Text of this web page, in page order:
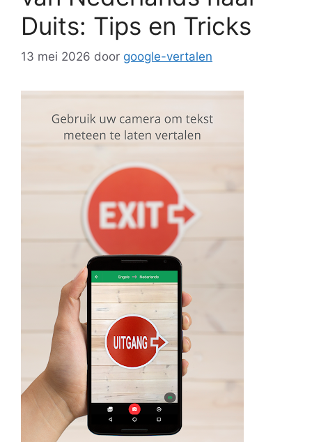
Duits: Tips en Tricks
13 mei 2026 door google-vertalen